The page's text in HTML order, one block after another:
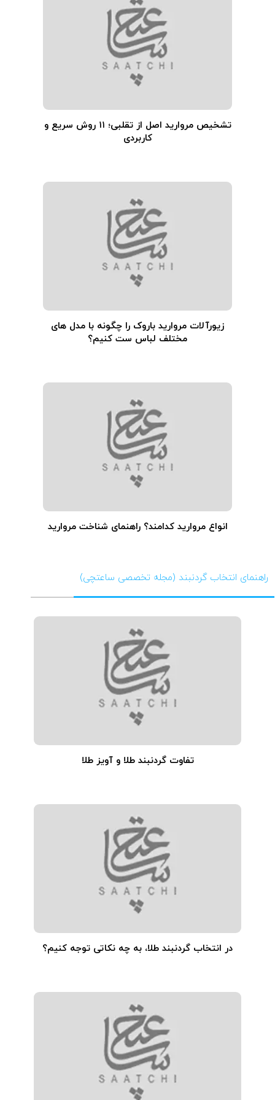
تشخیص مروارید اصل از تقلبی؛ ۱۱ روش سریع و
کاربردی
زیورآلات مروارید باروک را چگونه با مدل های
مختلف لباس ست کنیم؟
انواع مروارید کدامند؟ راهنمای شناخت مروارید
راهنمای انتخاب گردنبند (مجله تخصصی ساعتچی)
تفاوت گردنبند طلا و آویز طلا
در انتخاب گردنبند طلا‌، به چه نکاتی توجه کنیم؟